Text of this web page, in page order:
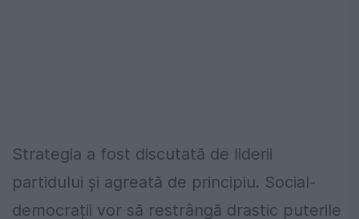
Strategia a fost discutată de liderii
partidului și agreată de principiu. Social-
democrații vor să restrângă drastic puterile